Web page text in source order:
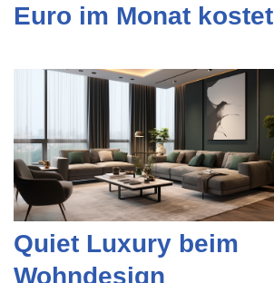
Euro im Monat kostet
Quiet Luxury beim
Wohndesign